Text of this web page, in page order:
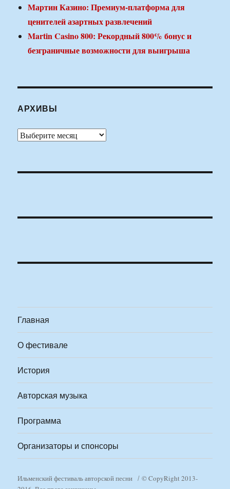
Мартин Казино: Премиум-платформа для
ценителей азартных развлечений
Martin Casino 800: Рекордный 800% бонус и
безграничные возможности для выигрыша
АРХИВЫ
Архивы
Главная
О фестивале
История
Авторская музыка
Программа
Организаторы и спонсоры
Ильменский фестиваль авторской песни
© CopyRight 2013-